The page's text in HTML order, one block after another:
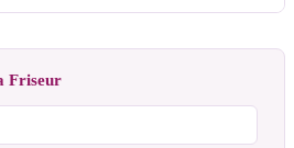
Friseur